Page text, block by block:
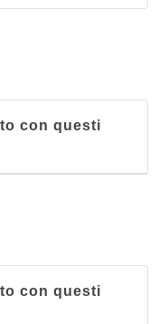
con questi
con questi